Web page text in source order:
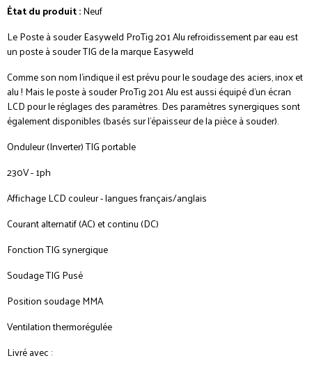
État du produit :Neuf
Le Poste à souder Easyweld ProTig 201 Alu refroidissement par eau est
un poste à souder TIG de la marque Easyweld
Comme son nom l'indique il est prévu pour le soudage des aciers, inox et
alu ! Mais le poste à souder ProTig 201 Alu est aussi équipé d'un écran
LCD pour le réglages des paramètres. Des paramètres synergiques sont
également disponibles (basés sur l'épaisseur de la pièce à souder).
Onduleur (Inverter) TIG portable
230V - 1ph
Affichage LCD couleur - langues français/anglais
Courant alternatif (AC) et continu (DC)
Fonction TIG synergique
Soudage TIG Pusé
Position soudage MMA
Ventilation thermorégulée
Livré avec :